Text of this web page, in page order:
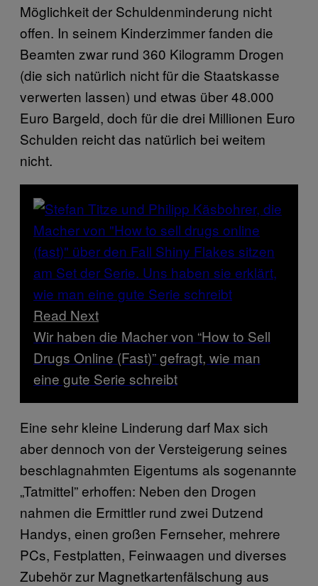
Möglichkeit der Schuldenminderung nicht
offen. In seinem Kinderzimmer fanden die
Beamten zwar rund 360 Kilogramm Drogen
(die sich natürlich nicht für die Staatskasse
verwerten lassen) und etwas über 48.000
Euro Bargeld, doch für die drei Millionen Euro
Schulden reicht das natürlich bei weitem
nicht.
Read Next
Wir haben die Macher von “How to Sell
Drugs Online (Fast)” gefragt, wie man
eine gute Serie schreibt
Eine sehr kleine Linderung darf Max sich
aber dennoch von der Versteigerung seines
beschlagnahmten Eigentums als sogenannte
„Tatmittel” erhoffen: Neben den Drogen
nahmen die Ermittler rund zwei Dutzend
Handys, einen großen Fernseher, mehrere
PCs, Festplatten, Feinwaagen und diverses
Zubehör zur Magnetkartenfälschung aus